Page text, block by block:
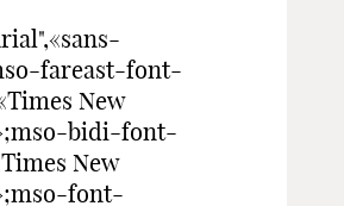
fareast-font-
New
bidi-font-
New
font-